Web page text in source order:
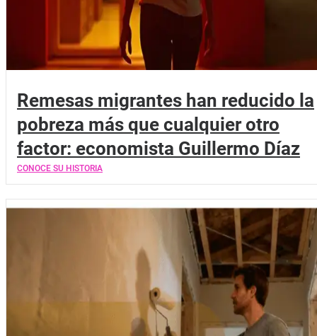
Remesas migrantes han reducido la
pobreza más que cualquier otro
factor: economista Guillermo Díaz
CONOCE SU HISTORIA